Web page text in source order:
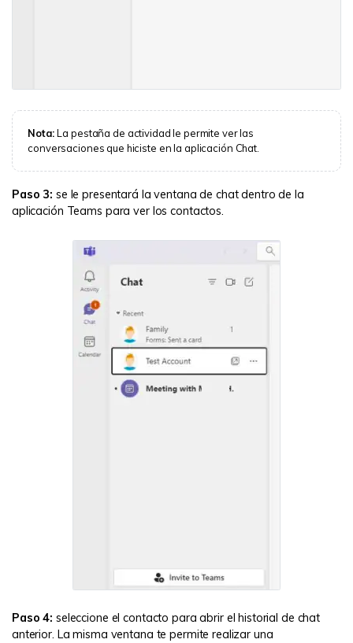
Nota:La pestaña de actividad le permite ver las
conversaciones que hiciste en la aplicación Chat.
Paso 3: se le presentará la ventana de chat dentro de la
aplicación Teams para ver los contactos.
Paso 4: seleccione el contacto para abrir el historial de chat
anterior. La misma ventana te permite realizar una